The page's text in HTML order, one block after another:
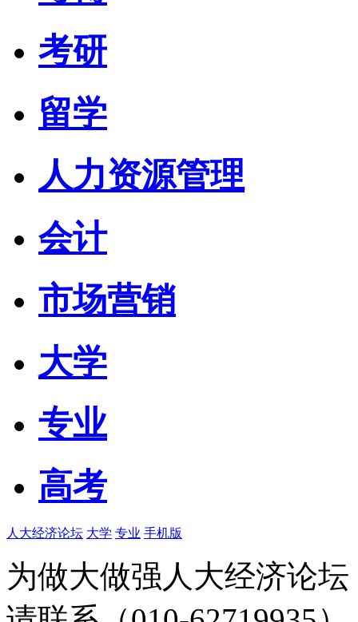
考研
留学
人力资源管理
会计
市场营销
大学
专业
高考
人大经济论坛 大学 专业 手机版
为做大做强人大经济论